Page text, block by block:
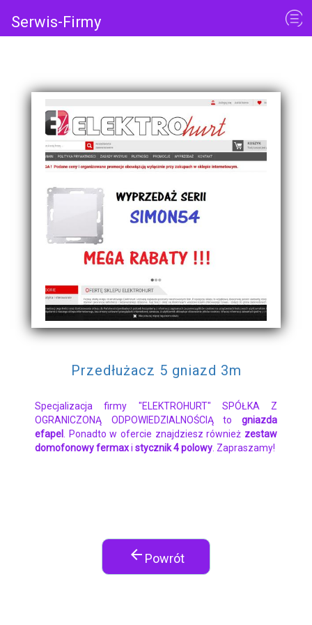
Serwis-Firmy
Przedłużacz 5 gniazd 3m
Specjalizacja firmy "ELEKTROHURT" SPÓŁKA Z
OGRANICZONĄ ODPOWIEDZIALNOŚCIĄ to gniazda
efapel
. Ponadto w ofercie znajdziesz również zestaw
domofonowy fermaxi stycznik 4 polowy . Zapraszamy!
arrow_back Powrót